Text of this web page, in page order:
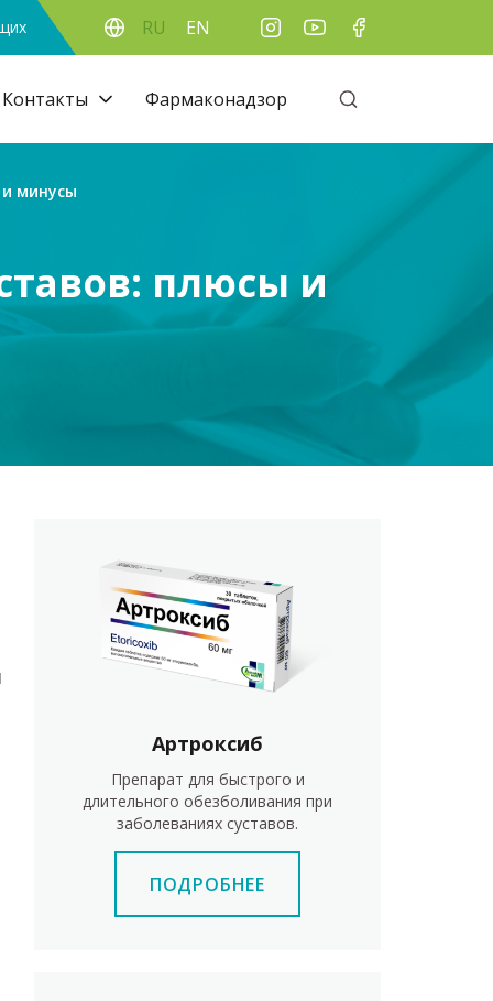
RU EN
Контакты Фармаконадзор
минусы
плюсы и
Артроксиб
Препарат для быстрого и
длительного обезболивания при
заболеваниях суставов.
ПОДРОБНЕЕ